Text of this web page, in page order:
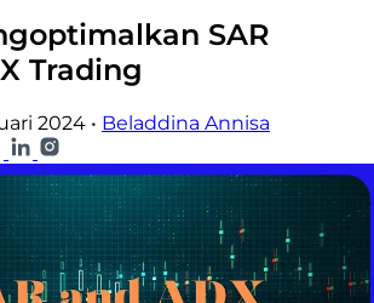
SAR
Trading
2024 • Beladdina Annisa